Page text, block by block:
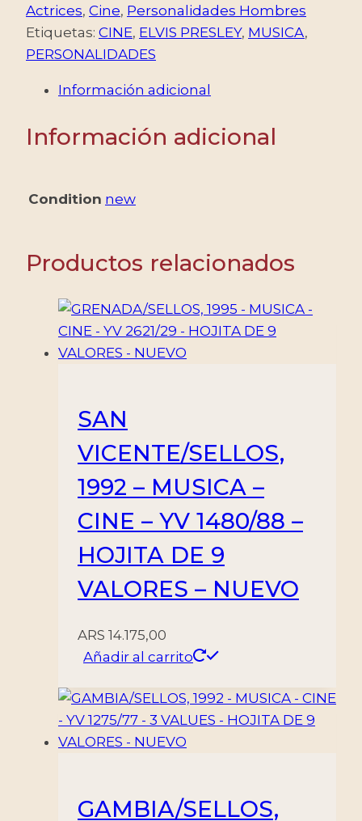
MUSICA
-
CINE
ELVIS
654
-
cantidad
Actrices, Cine, Personalidades Hombres
Etiquetas: CINE, ELVIS PRESLEY, MUSICA,
PERSONALIDADES
Información adicional
Información adicional
Condition new
Productos relacionados
SAN
VICENTE/SELLOS,
1992 – MUSICA –
CINE – YV 1480/88 –
HOJITA DE 9
VALORES – NUEVO
ARS 14.175,00
Añadir al carrito
GAMBIA/SELLOS,